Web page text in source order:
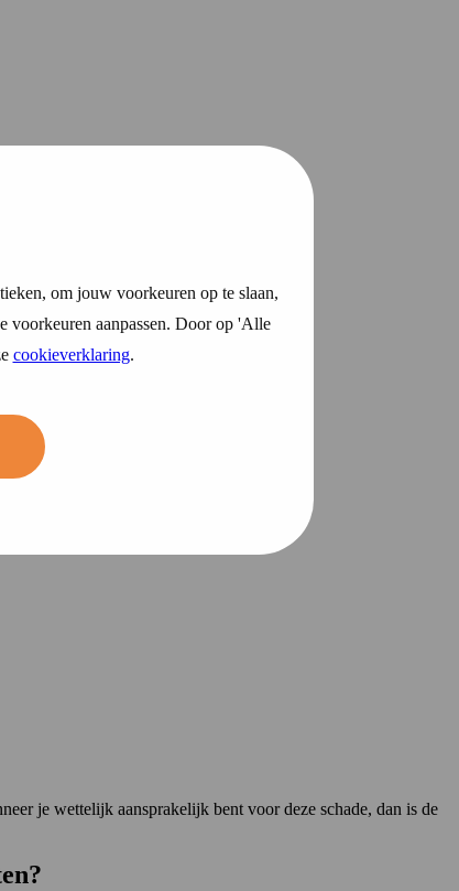
om jouw voorkeuren op te slaan,
voorkeuren aanpassen. Door op 'Alle
cookieverklaring.
je wettelijk aansprakelijk bent voor deze schade, dan is de